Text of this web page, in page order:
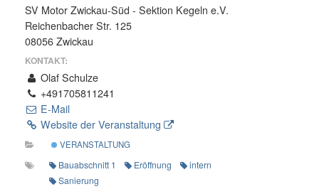
SV Motor Zwickau-Süd - Sektion Kegeln e.V.
Reichenbacher Str. 125
08056 Zwickau
KONTAKT:
Olaf Schulze
+491705811241
E-Mail
Website der Veranstaltung
VERANSTALTUNG
Bauabschnitt 1 Eröffnung
intern
Sanierung